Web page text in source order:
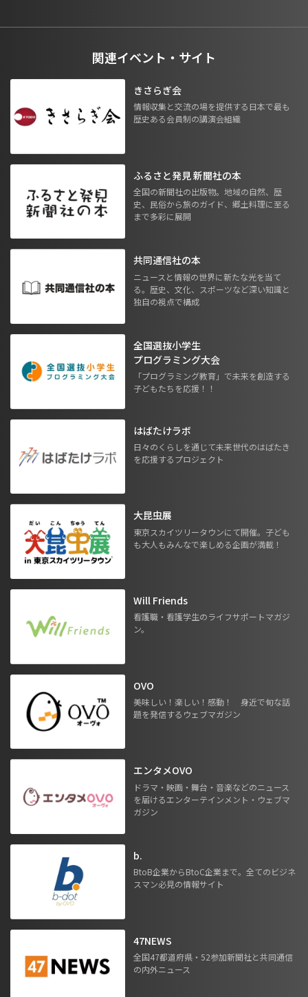
関連イベント・サイト
きさらぎ会
情報収集と交流の場を提供する日本で最も
歴史ある会員制の講演会組織
ふるさと発見 新聞社の本
全国の新聞社の出版物。地域の自然、歴
史、民俗から旅のガイド、郷土料理に至る
まで多彩に展開
共同通信社の本
ニュースと情報の世界に新たな光を当て
る。歴史、文化、スポーツなど深い知識と
独自の視点で構成
全国選抜小学生
プログラミング大会
「プログラミング教育」で未来を創造する
子どもたちを応援！！
はばたけラボ
日々のくらしを通じて未来世代のはばたき
を応援するプロジェクト
大昆虫展
東京スカイツリータウンにて開催。子ども
も大人もみんなで楽しめる企画が満載！
Will Friends
看護職・看護学生のライフサポートマガジ
ン。
OVO
美味しい！楽しい！感動！ 身近で旬な話
題を発信するウェブマガジン
エンタメOVO
ドラマ・映画・舞台・音楽などのニュース
を届けるエンターテインメント・ウェブマ
ガジン
b.
BtoB企業からBtoC企業まで。全てのビジネ
スマン必見の情報サイト
47NEWS
全国47都道府県・52参加新聞社と共同通信
の内外ニュース